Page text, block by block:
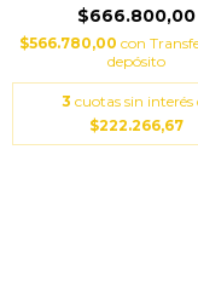
$666.800,00
$566.780,00 con
depósito
3 cuotas sin interés
$222.266,67